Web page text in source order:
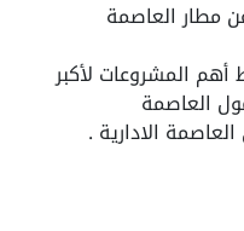
عن مطار العاصمة
المشروعات لأكبر
العاصمة
الادارية .